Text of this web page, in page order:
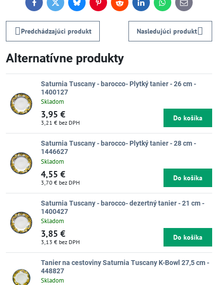
FacebookTwitterBlueskyPinterestReddit LinkedInWhatsApp
E-
mail
Predchádzajúci produkt Nasledujúci produkt
Alternatívne produkty
Saturnia Tuscany - barocco- Plytký tanier - 26 cm -
1400127
Skladom
3,95 €
3,21 € bez DPH
Do košíka
Saturnia Tuscany - barocco- Plytký tanier - 28 cm -
1446627
Skladom
4,55 €
3,70 € bez DPH
Do košíka
Saturnia Tuscany - barocco- dezertný tanier - 21 cm -
1400427
Skladom
3,85 €
3,13 € bez DPH
Do košíka
Tanier na cestoviny Saturnia Tuscany K-Bowl 27,5 cm -
448827
Skladom